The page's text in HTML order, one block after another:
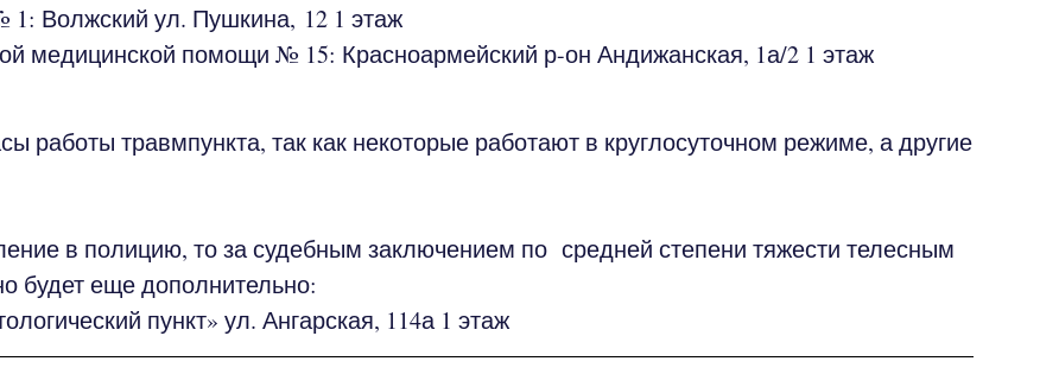
1: Волжский ул. Пушкина, 12 ​ 1 этаж
медицинской помощи № 15: Красноармейский р-он Андижанская, 1а/2 ​1 этаж
работы травмпункта, так как некоторые работают в круглосуточном режиме, а другие
в полицию, то за судебным заключением по средней степени тяжести телесным
будет еще дополнительно:
пункт» ул. Ангарская, 114а​ 1 этаж